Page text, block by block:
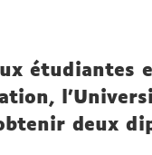
étudiantes
deux